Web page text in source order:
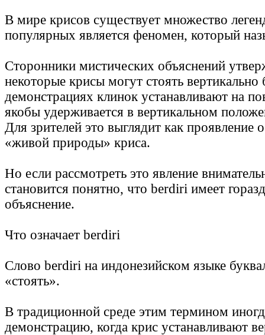
В мире крисов существует множество
популярных является феномен, который
Сторонники мистических объяснений
некоторые крисы могут стоять
демонстрациях клинок устанавливают на
якобы удерживается в вертикальном
Для зрителей это выглядит как проявление
«живой природы» криса.
Но если рассмотреть это явление
становится понятно, что berdiri имеет
объяснение.
Что означает berdiri
Слово berdiri на индонезийском языке
«стоять».
В традиционной среде этим термином
демонстрацию, когда крис устанавливают